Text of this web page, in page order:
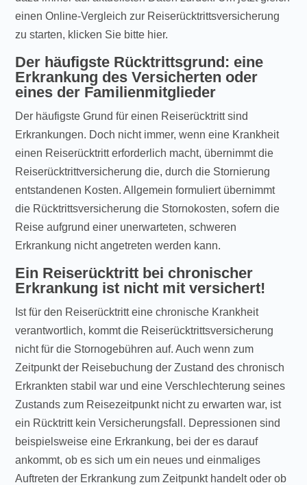
einen Online-Vergleich zur Reiserücktrittsversicherung
zu starten, klicken Sie bitte hier.
Der häufigste Rücktrittsgrund: eine
Erkrankung des Versicherten oder
eines der Familienmitglieder
Der häufigste Grund für einen Reiserücktritt sind
Erkrankungen. Doch nicht immer, wenn eine Krankheit
einen Reiserücktritt erforderlich macht, übernimmt die
Reiserücktrittversicherung die, durch die Stornierung
entstandenen Kosten. Allgemein formuliert übernimmt
die Rücktrittsversicherung die Stornokosten, sofern die
Reise aufgrund einer unerwarteten, schweren
Erkrankung nicht angetreten werden kann.
Ein Reiserücktritt bei chronischer
Erkrankung ist nicht mit versichert!
Ist für den Reiserücktritt eine chronische Krankheit
verantwortlich, kommt die Reiserücktrittsversicherung
nicht für die Stornogebühren auf. Auch wenn zum
Zeitpunkt der Reisebuchung der Zustand des chronisch
Erkrankten stabil war und eine Verschlechterung seines
Zustands zum Reisezeitpunkt nicht zu erwarten war, ist
ein Rücktritt kein Versicherungsfall. Depressionen sind
beispielsweise eine Erkrankung, bei der es darauf
ankommt, ob es sich um ein neues und einmaliges
Auftreten der Erkrankung zum Zeitpunkt handelt oder ob